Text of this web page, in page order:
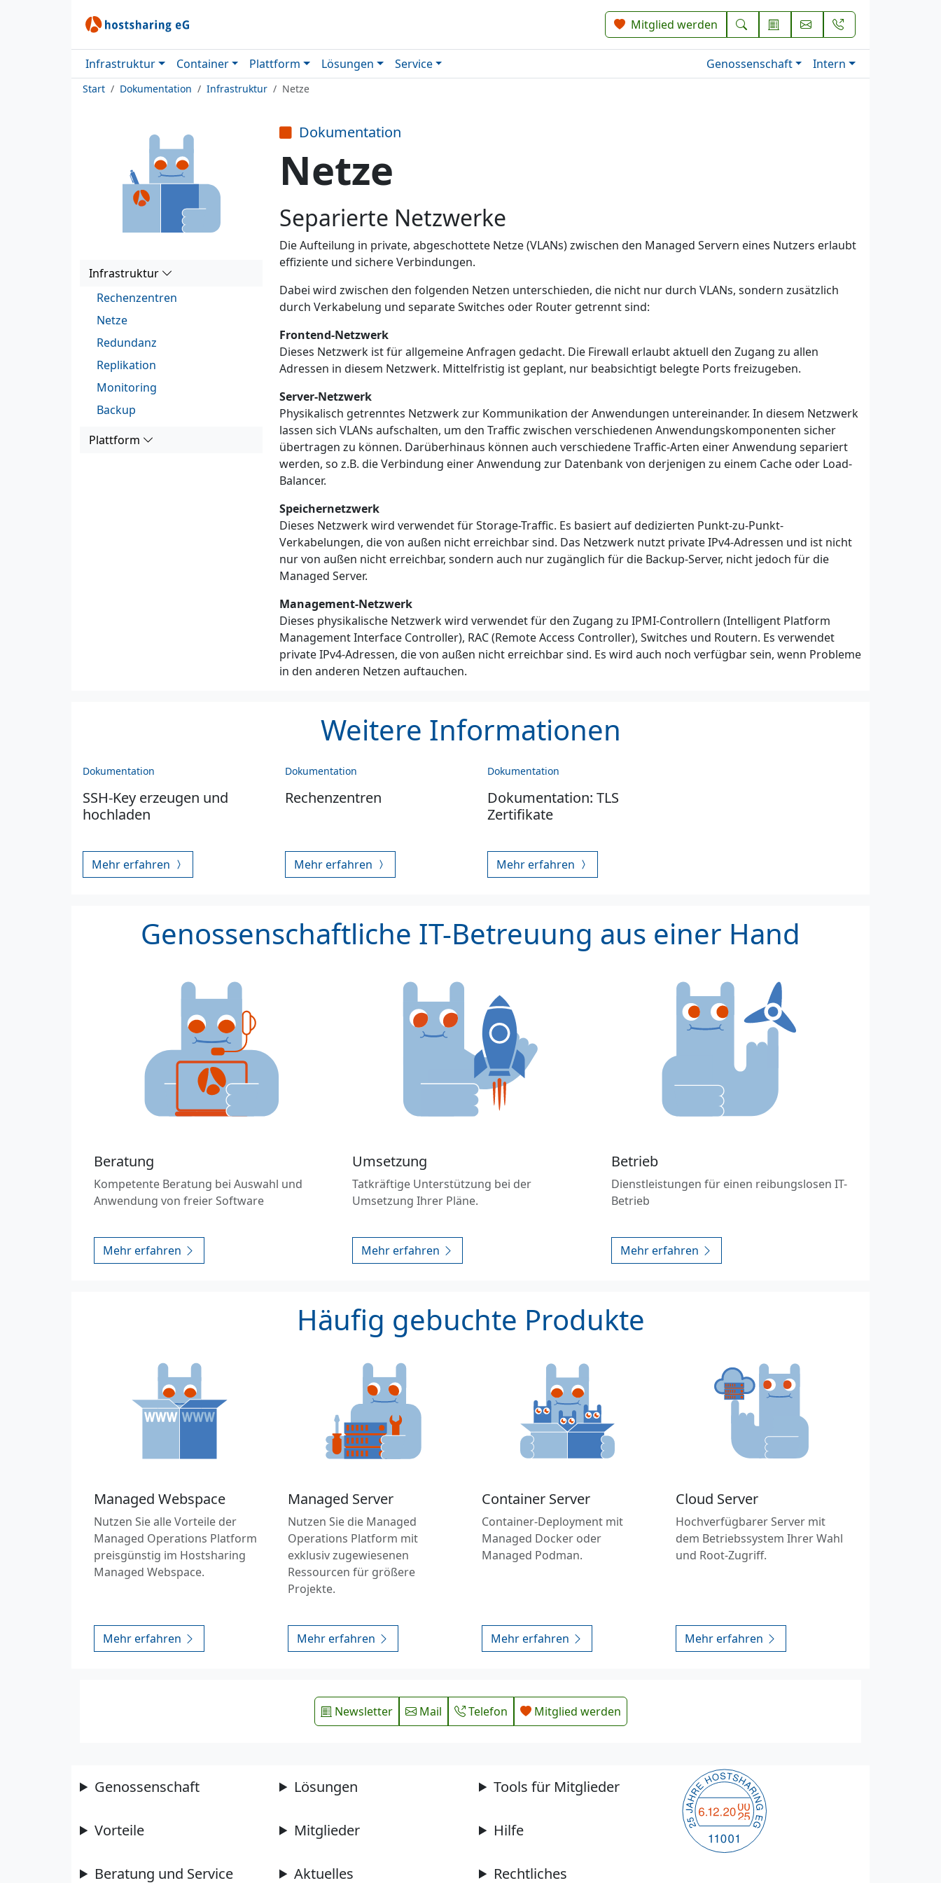
Mitglied werden
Infrastruktur Container Plattform Lösungen Service Genossenschaft Intern
Start Dokumentation Infrastruktur Netze
Infrastruktur
Rechenzentren
Netze
Redundanz
Replikation
Monitoring
Backup
Plattform
Dokumentation
Netze
Separierte Netzwerke
Die Aufteilung in private, abgeschottete Netze (VLANs) zwischen den Managed Servern eines Nutzers erlaubt
effiziente und sichere Verbindungen.
Dabei wird zwischen den folgenden Netzen unterschieden, die nicht nur durch VLANs, sondern zusätzlich
durch Verkabelung und separate Switches oder Router getrennt sind:
Frontend-Netzwerk
Dieses Netzwerk ist für allgemeine Anfragen gedacht. Die Firewall erlaubt aktuell den Zugang zu allen
Adressen in diesem Netzwerk. Mittelfristig ist geplant, nur beabsichtigt belegte Ports freizugeben.
Server-Netzwerk
Physikalisch getrenntes Netzwerk zur Kommunikation der Anwendungen untereinander. In diesem Netzwerk
lassen sich VLANs aufschalten, um den Traffic zwischen verschiedenen Anwendungskomponenten sicher
übertragen zu können. Darüberhinaus können auch verschiedene Traffic-Arten einer Anwendung separiert
werden, so z.B. die Verbindung einer Anwendung zur Datenbank von derjenigen zu einem Cache oder Load-
Balancer.
Speichernetzwerk
Dieses Netzwerk wird verwendet für Storage-Traffic. Es basiert auf dedizierten Punkt-zu-Punkt-
Verkabelungen, die von außen nicht erreichbar sind. Das Netzwerk nutzt private IPv4-Adressen und ist nicht
nur von außen nicht erreichbar, sondern auch nur zugänglich für die Backup-Server, nicht jedoch für die
Managed Server.
Management-Netzwerk
Dieses physikalische Netzwerk wird verwendet für den Zugang zu IPMI-Controllern (Intelligent Platform
Management Interface Controller), RAC (Remote Access Controller), Switches und Routern. Es verwendet
private IPv4-Adressen, die von außen nicht erreichbar sind. Es wird auch noch verfügbar sein, wenn Probleme
in den anderen Netzen auftauchen.
Weitere Informationen
Dokumentation
SSH-Key erzeugen und
hochladen
Mehr erfahren
Dokumentation
Rechenzentren
Mehr erfahren
Dokumentation
Dokumentation: TLS
Zertifikate
Mehr erfahren
Genossenschaftliche IT-Betreuung aus einer Hand
Beratung
Kompetente Beratung bei Auswahl und
Anwendung von freier Software
Mehr erfahren
Umsetzung
Tatkräftige Unterstützung bei der
Umsetzung Ihrer Pläne.
Mehr erfahren
Betrieb
Dienstleistungen für einen reibungslosen IT-
Betrieb
Mehr erfahren
Häufig gebuchte Produkte
Managed Webspace
Nutzen Sie alle Vorteile der
Managed Operations Platform
preisgünstig im Hostsharing
Managed Webspace.
Mehr erfahren
Managed Server
Nutzen Sie die Managed
Operations Platform mit
exklusiv zugewiesenen
Ressourcen für größere
Projekte.
Mehr erfahren
Container Server
Container-Deployment mit
Managed Docker oder
Managed Podman.
Mehr erfahren
Cloud Server
Hochverfügbarer Server mit
dem Betriebssystem Ihrer Wahl
und Root-Zugriff.
Mehr erfahren
Newsletter Mail Telefon Mitglied werden
Genossenschaft
Vorteile
Beratung und Service
Lösungen
Mitglieder
Aktuelles
Tools für Mitglieder
Hilfe
Rechtliches